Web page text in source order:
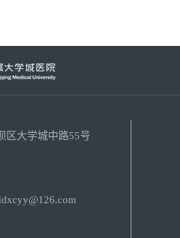
区大学城中路55号